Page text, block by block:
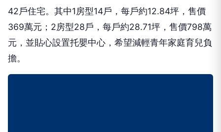
42戶住宅。其中1房型14戶，每戶約12.84坪，售價
369萬元；2房型28戶，每戶約28.71坪，售價798萬
元，並貼心設置托嬰中心，希望減輕青年家庭育兒負
擔。